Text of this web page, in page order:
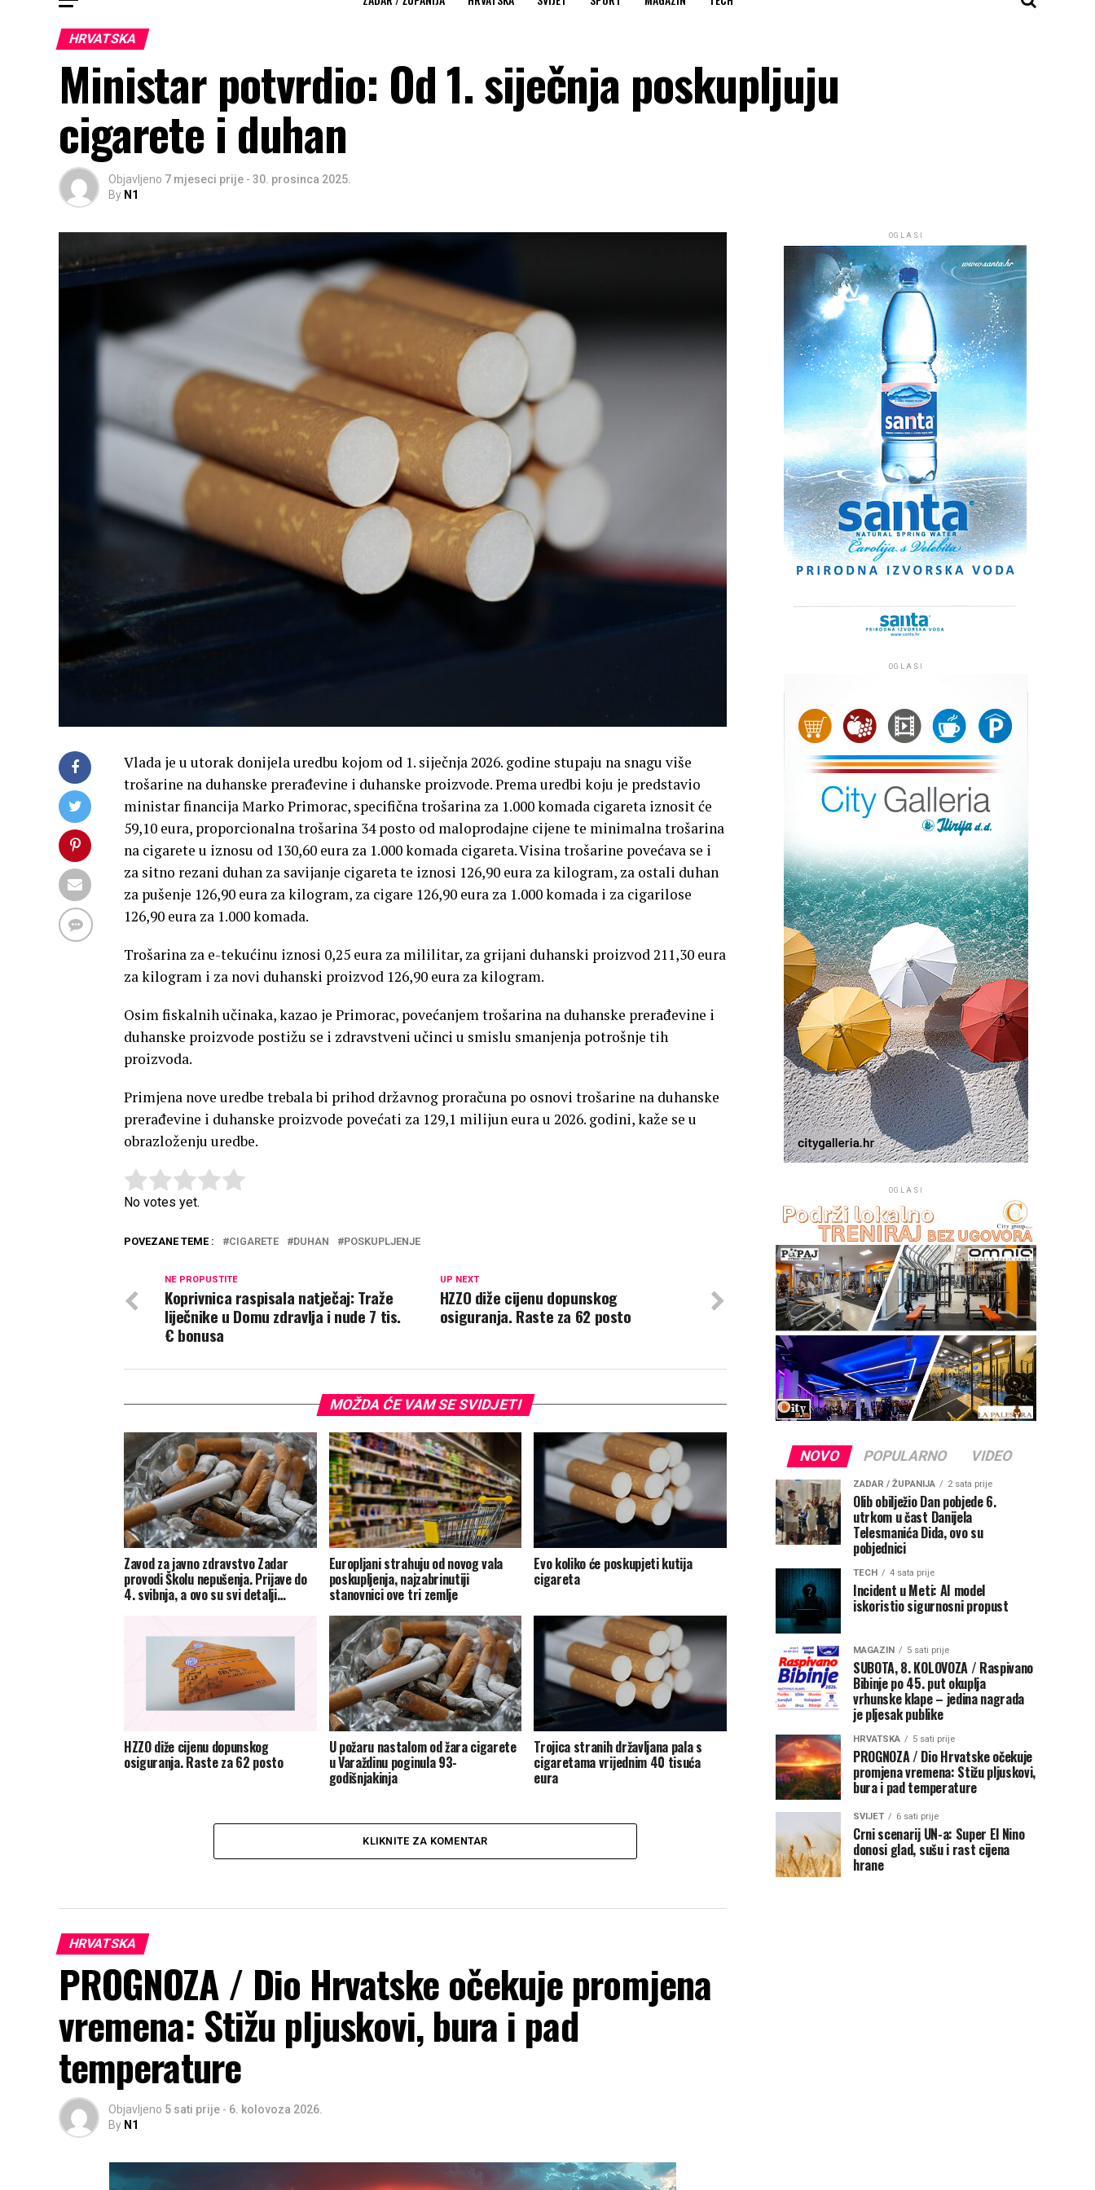
HRVATSKA
Ministar potvrdio: Od 1. siječnja poskupljuju
cigarete i duhan
Objavljeno 7 mjeseci prije - 30. prosinca 2025.
By N1
Vlada je u utorak donijela uredbu kojom od 1. siječnja 2026. godine stupaju na snagu više
trošarine na duhanske prerađevine i duhanske proizvode. Prema uredbi koju je predstavio
ministar financija Marko Primorac, specifična trošarina za 1.000 komada cigareta iznosit će
59,10 eura, proporcionalna trošarina 34 posto od maloprodajne cijene te minimalna trošarina
na cigarete u iznosu od 130,60 eura za 1.000 komada cigareta. Visina trošarine povećava se i
za sitno rezani duhan za savijanje cigareta te iznosi 126,90 eura za kilogram, za ostali duhan
za pušenje 126,90 eura za kilogram, za cigare 126,90 eura za 1.000 komada i za cigarilose
126,90 eura za 1.000 komada.
Trošarina za e-tekućinu iznosi 0,25 eura za mililitar, za grijani duhanski proizvod 211,30 eura
za kilogram i za novi duhanski proizvod 126,90 eura za kilogram.
Osim fiskalnih učinaka, kazao je Primorac, povećanjem trošarina na duhanske prerađevine i
duhanske proizvode postižu se i zdravstveni učinci u smislu smanjenja potrošnje tih
proizvoda.
Primjena nove uredbe trebala bi prihod državnog proračuna po osnovi trošarine na duhanske
prerađevine i duhanske proizvode povećati za 129,1 milijun eura u 2026. godini, kaže se u
obrazloženju uredbe.
Rate this item:
No votes yet.
POVEZANE TEME : CIGARETE DUHAN POSKUPLJENJE
UP NEXT
HZZO diže cijenu dopunskog
osiguranja. Raste za 62 posto
NE PROPUSTITE
Koprivnica raspisala natječaj: Traže
liječnike u Domu zdravlja i nude 7 tis.
€ bonusa
MOŽDA ĆE VAM SE SVIDJETI
Zavod za javno zdravstvo Zadar
provodi Školu nepušenja. Prijave do
4. svibnja, a ovo su svi detalji…
Europljani strahuju od novog vala
poskupljenja, najzabrinutiji
stanovnici ove tri zemlje
Evo koliko će poskupjeti kutija
cigareta
HZZO diže cijenu dopunskog
osiguranja. Raste za 62 posto
U požaru nastalom od žara cigarete
u Varaždinu poginula 93-
godišnjakinja
Trojica stranih državljana pala s
cigaretama vrijednim 40 tisuća
eura
KLIKNITE ZA KOMENTAR
HRVATSKA
PROGNOZA / Dio Hrvatske očekuje promjena
vremena: Stižu pljuskovi, bura i pad
temperature
Objavljeno 5 sati prije - 6. kolovoza 2026.
By N1
OGLASI
OGLASI
OGLASI
NOVO POPULARNO VIDEO
ZADAR / ŽUPANIJA 2 sata prije
Olib obilježio Dan pobjede 6.
utrkom u čast Danijela
Telesmanića Dida, ovo su
pobjednici
TECH 4 sata prije
Incident u Meti: AI model
iskoristio sigurnosni propust
MAGAZIN 5 sati prije
SUBOTA, 8. KOLOVOZA / Raspivano
Bibinje po 45. put okuplja
vrhunske klape – jedina nagrada
je pljesak publike
HRVATSKA 5 sati prije
PROGNOZA / Dio Hrvatske očekuje
promjena vremena: Stižu pljuskovi,
bura i pad temperature
SVIJET 6 sati prije
Crni scenarij UN-a: Super El Nino
donosi glad, sušu i rast cijena
hrane